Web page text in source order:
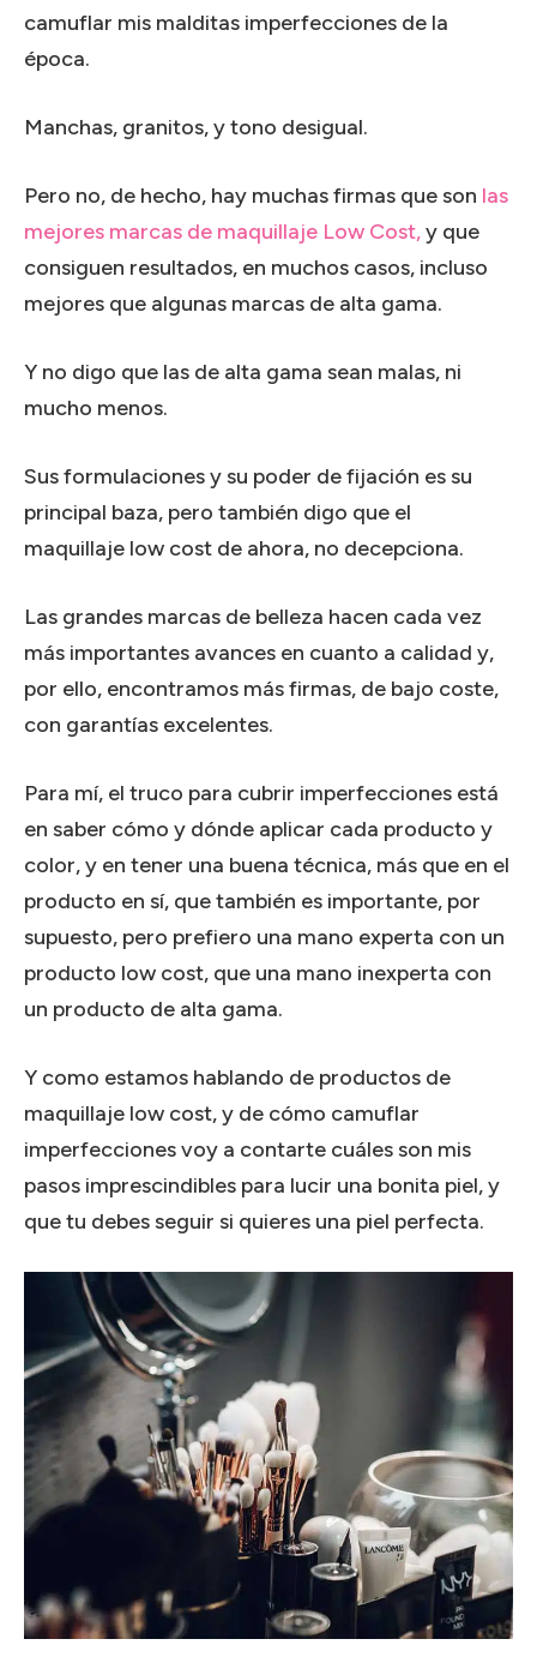
camuflar mis malditas imperfecciones de la
época.
Manchas, granitos, y tono desigual.
Pero no, de hecho, hay muchas firmas que son las
mejores marcas de maquillaje Low Cost,y que
consiguen resultados, en muchos casos, incluso
mejores que algunas marcas de alta gama.
Y no digo que las de alta gama sean malas, ni
mucho menos.
Sus formulaciones y su poder de fijación es su
principal baza, pero también digo que el
maquillaje low cost de ahora, no decepciona.
Las grandes marcas de belleza hacen cada vez
más importantes avances en cuanto a calidad y,
por ello, encontramos más firmas, de bajo coste,
con garantías excelentes.
Para mí, el truco para cubrir imperfecciones está
en saber cómo y dónde aplicar cada producto y
color, y en tener una buena técnica, más que en el
producto en sí, que también es importante, por
supuesto, pero prefiero una mano experta con un
producto low cost, que una mano inexperta con
un producto de alta gama.
Y como estamos hablando de productos de
maquillaje low cost, y de cómo camuflar
imperfecciones voy a contarte cuáles son mis
pasos imprescindibles para lucir una bonita piel, y
que tu debes seguir si quieres una piel perfecta.